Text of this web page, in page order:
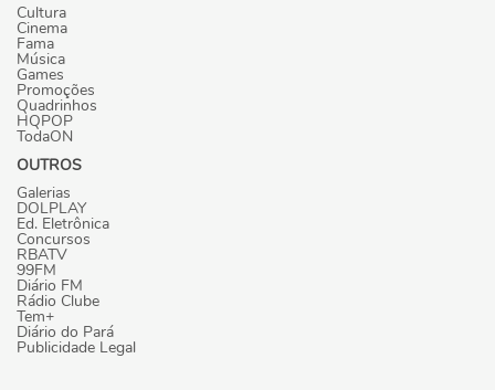
Cultura
Cinema
Fama
Música
Games
Promoções
Quadrinhos
HQPOP
TodaON
OUTROS
Galerias
DOLPLAY
Ed. Eletrônica
Concursos
RBATV
99FM
Diário FM
Rádio Clube
Tem+
Diário do Pará
Publicidade Legal